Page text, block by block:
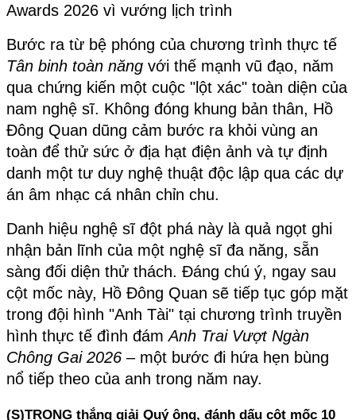
Awards 2026 vì vướng lịch trình
Tân binh toàn năng với thế mạnh vũ đạo, năm
qua chứng kiến một cuộc "lột xác" toàn diện của
nam nghệ sĩ. Không đóng khung bản thân, Hồ
Đông Quan dũng cảm bước ra khỏi vùng an
toàn để thử sức ở địa hạt điện ảnh và tự định
danh một tư duy nghệ thuật độc lập qua các dự
án âm nhạc cá nhân chỉn chu.
Danh hiệu nghệ sĩ đột phá này là quả ngọt ghi
nhận bản lĩnh của một nghệ sĩ đa năng, sẵn
sàng đối diện thử thách. Đáng chú ý, ngay sau
cột mốc này, Hồ Đông Quan sẽ tiếp tục góp mặt
trong đội hình "Anh Tài" tại chương trình truyền
hình thực tế đình đám Anh Trai Vượt Ngàn
Chông Gai 2026 – một bước đi hứa hẹn bùng
nổ tiếp theo của anh trong năm nay.
(S)TRONG thắng giải Quý ông, đánh dấu cột mốc 10